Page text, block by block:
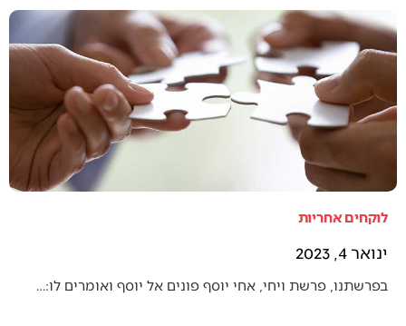
לוקחים אחריות
ינואר 4, 2023
בפרשתנו, פרשת ויחי, אחי יוסף פונים אל יוסף ואומרים לו:…